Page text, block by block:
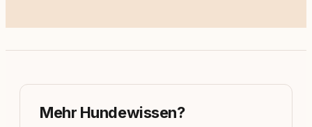
Mehr Hundewissen?